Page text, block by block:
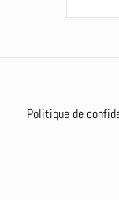
Politique de